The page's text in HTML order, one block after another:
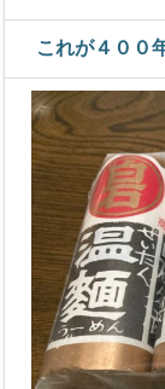
これが４００